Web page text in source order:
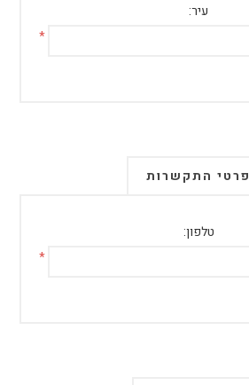
עיר:
*
פרטי התקשרות
טלפון:
*